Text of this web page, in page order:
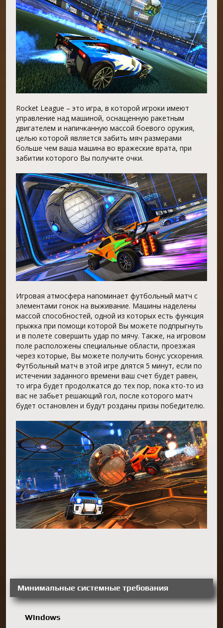
Rocket League – это игра, в которой игроки имеют
управление над машиной, оснащенную ракетным
двигателем и напичканную массой боевого оружия,
целью которой является забить мяч размерами
больше чем ваша машина во вражеские врата, при
забитии которого Вы получите очки.
Игровая атмосфера напоминает футбольный матч с
элементами гонок на выживание. Машины наделены
массой способностей, одной из которых есть функция
прыжка при помощи которой Вы можете подпрыгнуть
и в полете совершить удар по мячу. Также, на игровом
поле расположены специальные области, проезжая
через которые, Вы можете получить бонус ускорения.
Футбольный матч в этой игре длятся 5 минут, если по
истечении заданного времени ваш счет будет равен,
то игра будет продолжатся до тех пор, пока кто-то из
вас не забьет решающий гол, после которого матч
будет остановлен и будут розданы призы победителю.
Минимальные системные требования
Windows